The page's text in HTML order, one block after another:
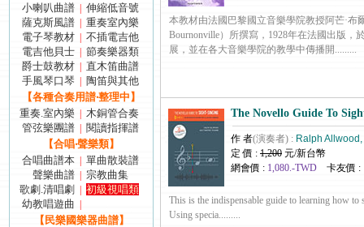
小喇叭曲譜
伸縮低音號
薩克斯風譜
重奏室內樂
電子琴教材
不插電吉他
電吉他貝士
節奏樂器類
爵士鼓教材
直木笛曲譜
手風琴口琴
陶笛與其他
【各種合奏用譜‧整理中】
重奏.室內樂
木銅管合奏
管弦樂團譜
閱讀指揮譜
【合唱‧聲樂類】
合唱曲譜本
單曲散裝譜
聲樂曲譜
宗教曲集
歌劇.清唱劇
初級視唱類
幼教唱遊曲
【民樂國樂器曲譜】
本教材由法國巴黎國立音樂學院教授阿芒·布
Bournonville）所撰寫，1928年在法國出版，
展，並在各大音樂學院的教學中傳播開.........
The Novello Guide To
作 者(演奏者) : Ralph
定 價 : 1,200 元/新台幣
網會價 : 1,080.-TWD 卡友價 :
This is the indispensable guide to learning how to
Using specia.........